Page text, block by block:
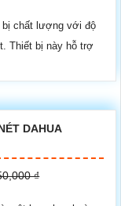
bị chất lượng với độ
Thiết bị này hỗ trợ
DAHUA
₫